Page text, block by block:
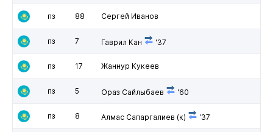
пз 88 Сергей Иванов
пз 7 Гаврил Кан '37
пз 17 Жаннур Кукеев
пз 5 Ораз Сайлыбаев '60
пз 8 Алмас Сапаргалиев (к) '37